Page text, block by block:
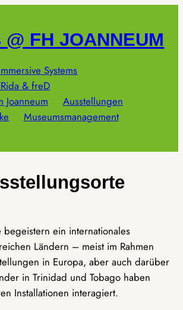
FH JOANNEUM
Systems
& freD
Joanneum
Ausstellungen
Museumsmanagement
begeistern ein internationales
Ländern – meist im Rahmen
in Europa, aber auch darüber
in Trinidad und Tobago haben
Installationen interagiert.